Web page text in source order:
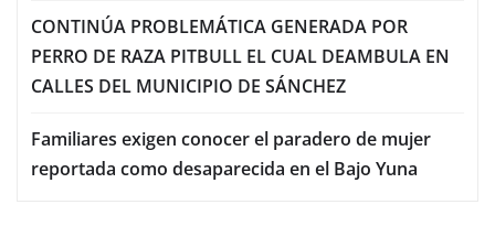
CONTINÚA PROBLEMÁTICA GENERADA POR
PERRO DE RAZA PITBULL EL CUAL DEAMBULA EN
CALLES DEL MUNICIPIO DE SÁNCHEZ
Familiares exigen conocer el paradero de mujer
reportada como desaparecida en el Bajo Yuna